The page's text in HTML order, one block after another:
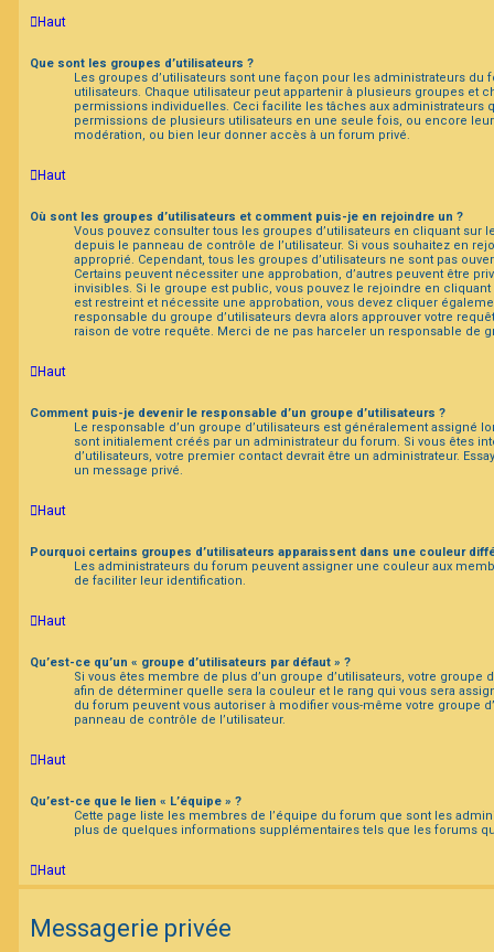
Haut
Que sont les groupes d’utilisateurs ?
Les groupes d’utilisateurs sont une façon pour les administrateurs
utilisateurs. Chaque utilisateur peut appartenir à plusieurs groupes et
permissions individuelles. Ceci facilite les tâches aux administrateurs
permissions de plusieurs utilisateurs en une seule fois, ou encore
modération, ou bien leur donner accès à un forum privé.
Haut
Où sont les groupes d’utilisateurs et comment puis-je en rejoindre un ?
Vous pouvez consulter tous les groupes d’utilisateurs en cliquant sur
depuis le panneau de contrôle de l’utilisateur. Si vous souhaitez en
approprié. Cependant, tous les groupes d’utilisateurs ne sont pas
Certains peuvent nécessiter une approbation, d’autres peuvent être
invisibles. Si le groupe est public, vous pouvez le rejoindre en
est restreint et nécessite une approbation, vous devez cliquer
responsable du groupe d’utilisateurs devra alors approuver votre
raison de votre requête. Merci de ne pas harceler un responsable de
Haut
Comment puis-je devenir le responsable d’un groupe d’utilisateurs ?
Le responsable d’un groupe d’utilisateurs est généralement assigné
sont initialement créés par un administrateur du forum. Si vous êtes
d’utilisateurs, votre premier contact devrait être un administrateur.
un message privé.
Haut
Pourquoi certains groupes d’utilisateurs apparaissent dans une couleur
Les administrateurs du forum peuvent assigner une couleur aux
de faciliter leur identification.
Haut
Qu’est-ce qu’un « groupe d’utilisateurs par défaut » ?
Si vous êtes membre de plus d’un groupe d’utilisateurs, votre groupe
afin de déterminer quelle sera la couleur et le rang qui vous sera
du forum peuvent vous autoriser à modifier vous-même votre groupe
panneau de contrôle de l’utilisateur.
Haut
Qu’est-ce que le lien « L’équipe » ?
Cette page liste les membres de l’équipe du forum que sont les
plus de quelques informations supplémentaires tels que les forums
Haut
Messagerie privée